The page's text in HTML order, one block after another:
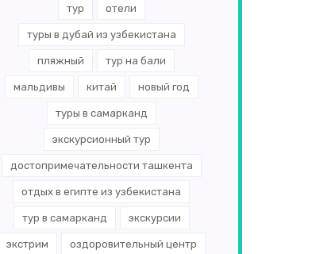
тур отели
туры в дубай из узбекистана
пляжный тур на бали
мальдивы китай новый год
туры в самарканд
экскурсионный тур
достопримечательности ташкента
отдых в египте из узбекистана
тур в самарканд экскурсии
экстрим оздоровительный центр